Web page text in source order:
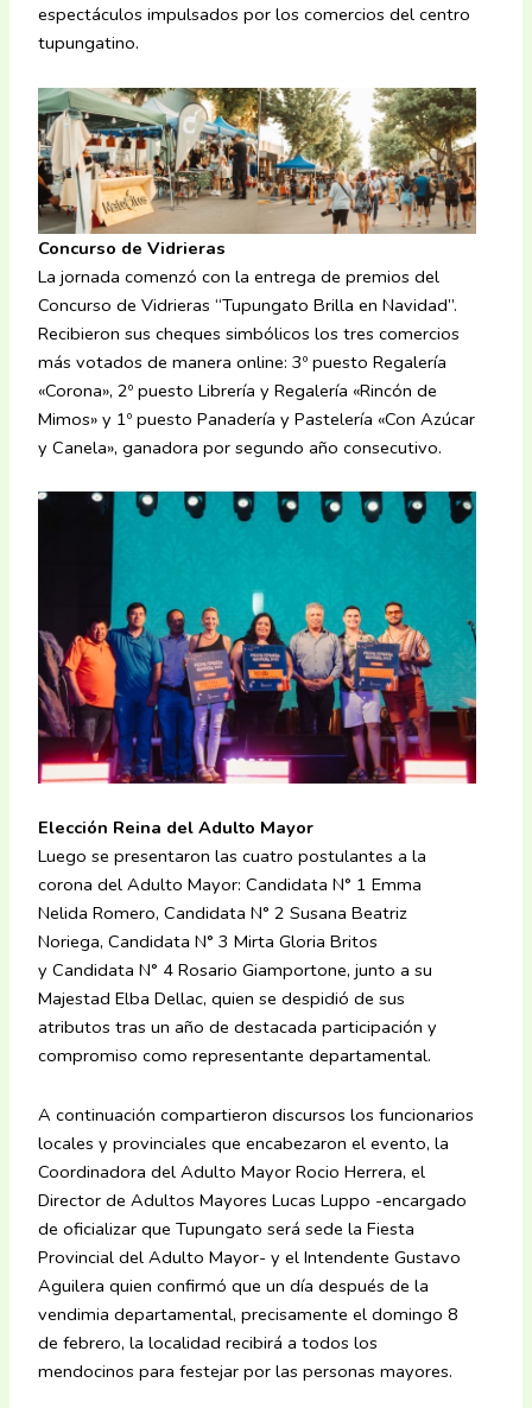
espectáculos impulsados por los comercios del centro
tupungatino.
Concurso de Vidrieras
La jornada comenzó con la entrega de premios del
Concurso de Vidrieras “Tupungato Brilla en Navidad”.
Recibieron sus cheques simbólicos los tres comercios
más votados de manera online: 3º puesto Regalería
«Corona», 2º puesto Librería y Regalería «Rincón de
Mimos» y 1º puesto Panadería y Pastelería «Con Azúcar
y Canela», ganadora por segundo año consecutivo.
Elección Reina del Adulto Mayor
Luego se presentaron las cuatro postulantes a la
corona del Adulto Mayor: Candidata N° 1 Emma
Nelida Romero, Candidata N° 2 Susana Beatriz
Noriega, Candidata N° 3 Mirta Gloria Britos
y Candidata N° 4 Rosario Giamportone, junto a su
Majestad Elba Dellac, quien se despidió de sus
atributos tras un año de destacada participación y
compromiso como representante departamental.
A continuación compartieron discursos los funcionarios
locales y provinciales que encabezaron el evento, la
Coordinadora del Adulto Mayor Rocio Herrera, el
Director de Adultos Mayores Lucas Luppo -encargado
de oficializar que Tupungato será sede la Fiesta
Provincial del Adulto Mayor- y el Intendente Gustavo
Aguilera quien confirmó que un día después de la
vendimia departamental, precisamente el domingo 8
de febrero, la localidad recibirá a todos los
mendocinos para festejar por las personas mayores.